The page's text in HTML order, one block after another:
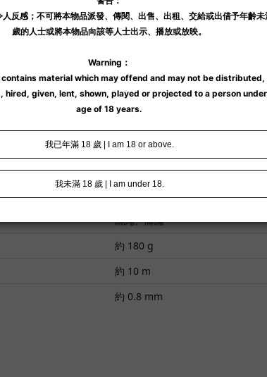
絲繩、滌綸
約 180 g
約 10 m
約 0.8 mm